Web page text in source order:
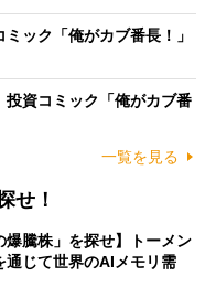
ック「俺がカブ番長！」
資コミック「俺がカブ番
一覧を見る
せ！
爆騰株」を探せ】トーメン
通じて世界のAIメモリ需